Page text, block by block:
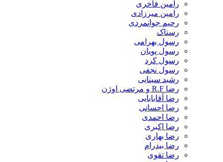
رامین فاخری
رامین میرزادی
رحیم جوانمردی
رستاک
رسول بهرامی
رسول پویان
رسول کرد
رسول نجفی
رشید سینایی
رضا R.F و مرتضی اوژن
رضا آقابابایی
رضا احسانی
رضا احمدی
رضا اکبری
رضا بهاری
رضا بیدرام
رضا تقوی